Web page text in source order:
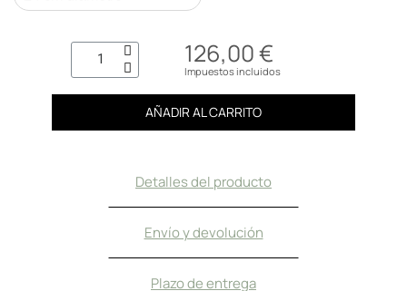
126,00 €
Impuestos incluidos
AÑADIR AL CARRITO
Detalles del producto
Envío y devolución
Plazo de entrega